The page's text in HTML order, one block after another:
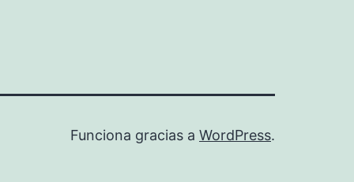
Funciona gracias a WordPress.